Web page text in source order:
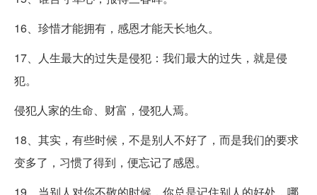
16、珍惜才能拥有，感恩才能天长地久。
17、人生最大的过失是侵犯：我们最大的过失，就是侵
犯。
侵犯人家的生命、财富，侵犯人焉。
18、其实，有些时候，不是别人不好了，而是我们的要求
变多了，习惯了得到，便忘记了感恩。
19、当别人对你不敬的时候，你总是记住别人的好处，哪